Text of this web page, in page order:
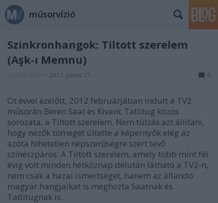
műsorvízió
Szinkronhangok: Tiltott szerelem
(Aşk-ı Memnu)
• 2017. június 17. 0
Öt évvel ezelőtt, 2012 februárjában indult a TV2
műsorán Beren Saat és Kivanc Tatlitug közös
sorozata, a Tiltott szerelem. Nem túlzás azt állítani,
hogy nézők tömegét ültette a képernyők elég az
azóta hihetetlen népszerűségre szert tevő
színészpáros. A Tiltott szerelem, amely több mint fél
évig volt minden hétköznap délután látható a TV2-n,
nem csak a hazai ismertséget, hanem az állandó
magyar hangjaikat is meghozta Saatnak és
Tatlitugnak is.